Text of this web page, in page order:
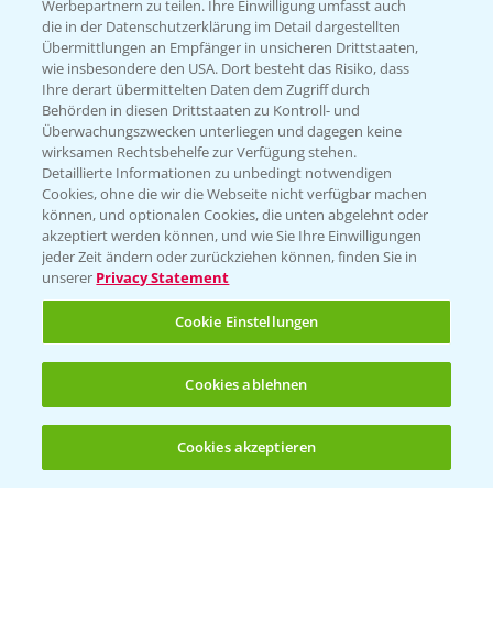
(noch 4)
T.+49 (0)214/30-20220
Folgen Sie uns
Allgemeine Nutzungsbedingungen
Datenschutzerklärung
Impressum
Gebrauchshinweise
© Bayer CropScience Deutschland GmbH
Werbepartnern zu teilen. Ihre Einwilligung umfasst auch
die in der Datenschutzerklärung im Detail dargestellten
Übermittlungen an Empfänger in unsicheren Drittstaaten,
wie insbesondere den USA. Dort besteht das Risiko, dass
Ihre derart übermittelten Daten dem Zugriff durch
Behörden in diesen Drittstaaten zu Kontroll- und
Überwachungszwecken unterliegen und dagegen keine
wirksamen Rechtsbehelfe zur Verfügung stehen.
Detaillierte Informationen zu unbedingt notwendigen
Cookies, ohne die wir die Webseite nicht verfügbar machen
können, und optionalen Cookies, die unten abgelehnt oder
akzeptiert werden können, und wie Sie Ihre Einwilligungen
jeder Zeit ändern oder zurückziehen können, finden Sie in
unserer Privacy Statement
Cookie Einstellungen
Cookies ablehnen
Cookies akzeptieren